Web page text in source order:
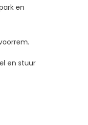
en
en stuur